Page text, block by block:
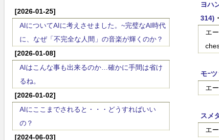
[2026-01-25]
AIについてAIに考えさせました。~完璧なAI時代
に、なぜ「不完全な人間」の音楽が輝くのか？
[2026-01-08]
AIはこんな事も出来るのか…確かに手間は省け
るね。
[2026-01-02]
AIにここまでされると・・・どうすればいい
の？
[2024-06-03]
ヨハ
314)
エ
モｰ
エ
スメ
エ